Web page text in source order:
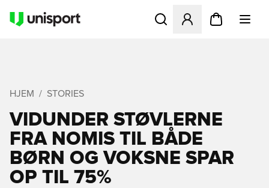
Åbner en Modal til at
HJEM STORIES
VIDUNDER STØVLERNE
FRA NOMIS TIL BÅDE
BØRN OG VOKSNE SPAR
OP TIL 75%